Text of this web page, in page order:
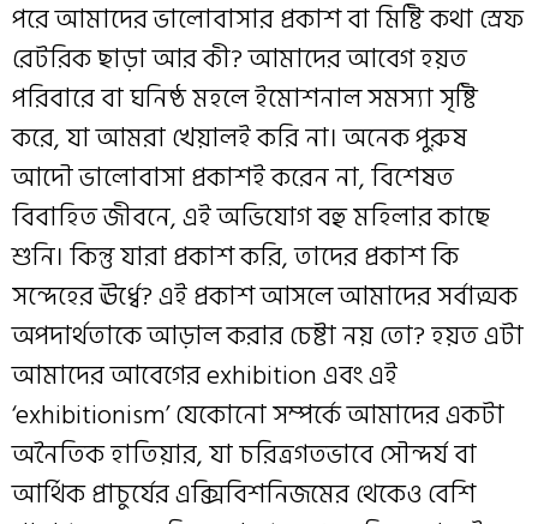
পরে আমাদের ভালোবাসার প্রকাশ বা মিষ্টি কথা স্রেফ
রেটরিক ছাড়া আর কী? আমাদের আবেগ হয়ত
পরিবারে বা ঘনিষ্ঠ মহলে ইমোশনাল সমস্যা সৃষ্টি
করে, যা আমরা খেয়ালই করি না। অনেক পুরুষ
আদৌ ভালোবাসা প্রকাশই করেন না, বিশেষত
বিবাহিত জীবনে, এই অভিযোগ বহু মহিলার কাছে
শুনি। কিন্তু যারা প্রকাশ করি, তাদের প্রকাশ কি
সন্দেহের ঊর্ধ্বে? এই প্রকাশ আসলে আমাদের সর্বাত্মক
অপদার্থতাকে আড়াল করার চেষ্টা নয় তো? হয়ত এটা
আমাদের আবেগের exhibition এবং এই
‘exhibitionism’ যেকোনো সম্পর্কে আমাদের একটা
অনৈতিক হাতিয়ার, যা চরিত্রগতভাবে সৌন্দর্য বা
আর্থিক প্রাচুর্যের এক্সিবিশনিজমের থেকেও বেশি